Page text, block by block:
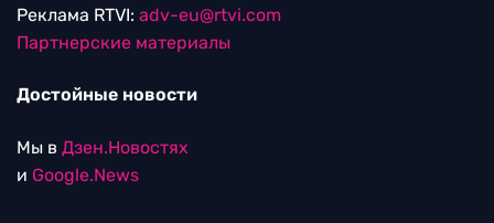
Реклама RTVI: adv-eu@rtvi.com
Партнерские материалы
Достойные новости
Мы в Дзен.Новостях
и Google.News